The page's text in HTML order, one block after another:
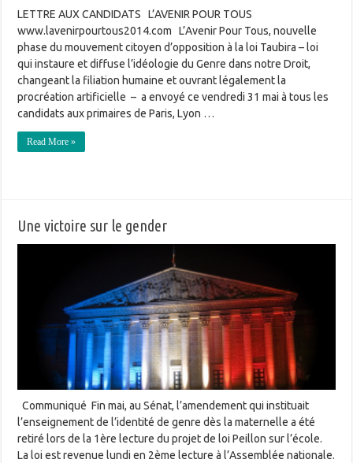
LETTRE AUX CANDIDATS L’AVENIR POUR TOUS
www.lavenirpourtous2014.com L’Avenir Pour Tous, nouvelle
phase du mouvement citoyen d’opposition à la loi Taubira – loi
qui instaure et diffuse l’idéologie du Genre dans notre Droit,
changeant la filiation humaine et ouvrant légalement la
procréation artificielle – a envoyé ce vendredi 31 mai à tous les
candidats aux primaires de Paris, Lyon …
Read More »
Une victoire sur le gender
Communiqué Fin mai, au Sénat, l’amendement qui instituait
l’enseignement de l’identité de genre dès la maternelle a été
retiré lors de la 1ère lecture du projet de loi Peillon sur l’école.
La loi est revenue lundi en 2ème lecture à l’Assemblée nationale.